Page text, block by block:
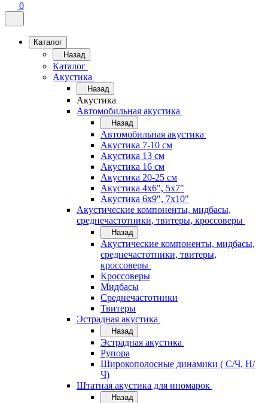
0
Каталог
Назад
Каталог
Акустика
Назад
Акустика
Автомобильная акустика
Назад
Автомобильная акустика
Акустика 7-10 см
Акустика 13 см
Акустика 16 см
Акустика 20-25 см
Акустика 4х6", 5х7"
Акустика 6х9", 7х10"
Акустические компоненты, мидбасы,
среднечастотники, твитеры, кроссоверы
Назад
Акустические компоненты, мидбасы,
среднечастотники, твитеры,
кроссоверы
Кроссоверы
Мидбасы
Среднечастотники
Твитеры
Эстрадная акустика
Назад
Эстрадная акустика
Рупора
Широкополосные динамики ( С/Ч, Н/
Ч)
Штатная акустика для иномарок
Назад